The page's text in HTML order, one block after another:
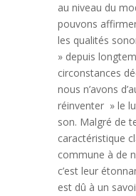
au niveau du
pouvons
les qualités
» depuis
circonstances
nous n’avons
réinventer » le
son. Malgré de
caractéristique
commune à de
c’est leur
est dû à un